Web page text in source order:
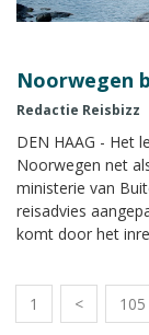
Noorwegen
Redactie Reisbizz
DEN HAAG - Het
Noorwegen net
ministerie van
reisadvies
komt door het
1 < 105